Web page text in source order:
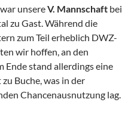
unsereV. Mannschaft bei
zu Gast. Während die
zum Teil erheblich DWZ-
wir hoffen, an den
Ende stand allerdings eine
Buche, was in der
Chancenausnutzung lag.